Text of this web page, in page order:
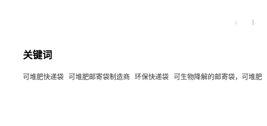
1
关键词
可堆肥快递袋 可堆肥邮寄袋制造商 环保快递袋 可生物降解的邮寄袋，可堆肥